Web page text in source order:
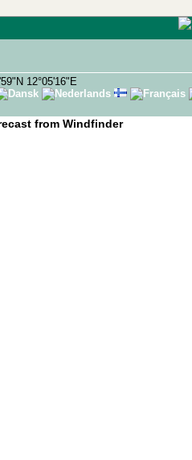
12°05'16"E
from Windfinder